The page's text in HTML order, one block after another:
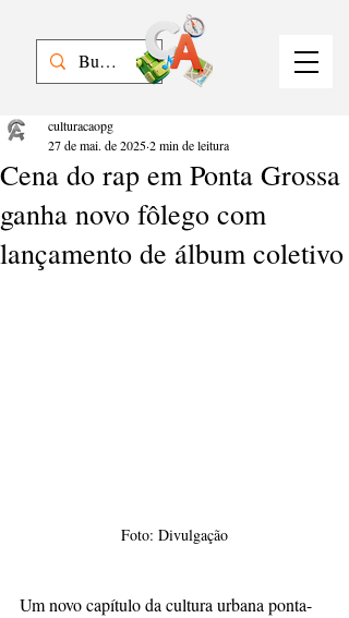
Cena do rap em Ponta Grossa
ganha novo fôlego com
lançamento de álbum coletivo
culturacaopg
27 de mai. de 20252 min de leitura
Foto: Divulgação
Um novo capítulo da cultura urbana ponta-